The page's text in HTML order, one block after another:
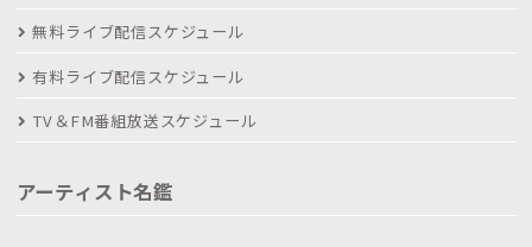
無料ライブ配信スケジュール
有料ライブ配信スケジュール
TV＆FM番組放送スケジュール
アーティスト名鑑